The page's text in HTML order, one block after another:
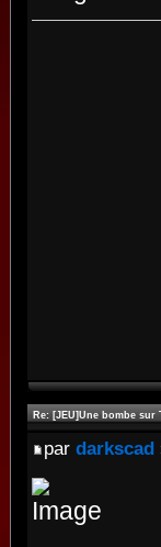
Re: [JEU]Une bombe sur
par darkscad